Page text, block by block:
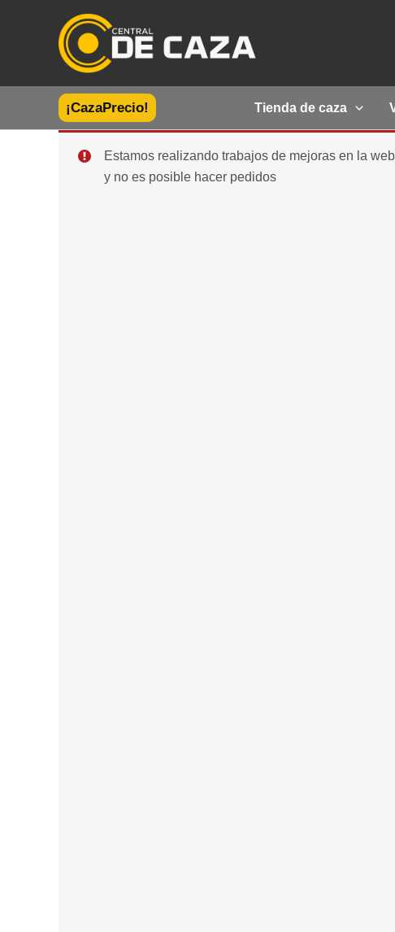
¡CazaPrecio! Tienda de caza
Estamos realizando trabajos de mejoras en la web
y no es posible hacer pedidos